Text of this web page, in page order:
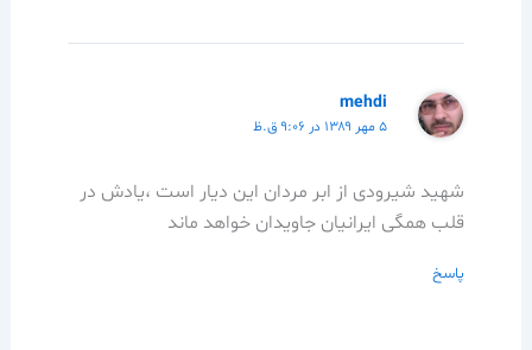
mehdi
۵ مهر ۱۳۸۹ در ۹:۰۶ ق.ظ
شهید شیرودی از ابر مردان این دیار است ،یادش در
قلب همگی ایرانیان جاویدان خواهد ماند
پاسخ